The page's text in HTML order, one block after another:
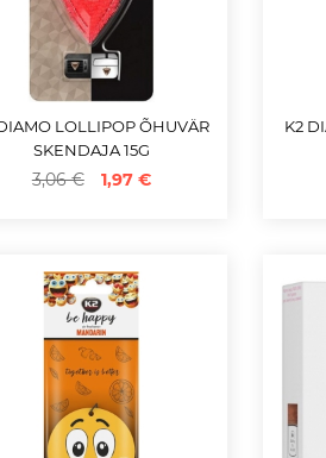
LOLLIPOP ÕHUVÄR
SKENDAJA 15G
3,06 € 1,97 €
K2